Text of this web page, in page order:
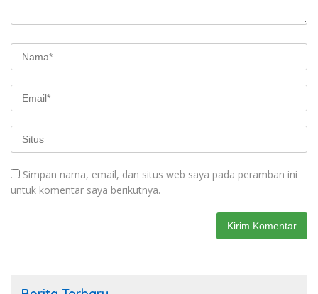
Simpan nama, email, dan situs web saya pada peramban ini
untuk komentar saya berikutnya.